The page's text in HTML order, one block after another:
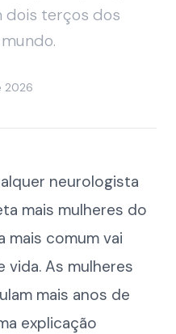
dois terços dos
2026
neurologista
mais mulheres do
mais comum vai
As mulheres
mais anos de
explicação